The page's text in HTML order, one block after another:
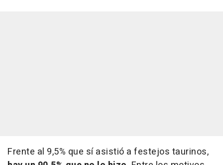
Frente al 9,5% que sí asistió a festejos taurinos,